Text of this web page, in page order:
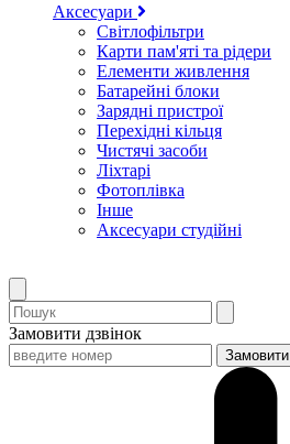
Аксесуари
Світлофільтри
Карти пам'яті та рідери
Елементи живлення
Батарейні блоки
Зарядні пристрої
Перехідні кільця
Чистячі засоби
Ліхтарі
Фотоплівка
Інше
Аксесуари студійні
Замовити дзвінок